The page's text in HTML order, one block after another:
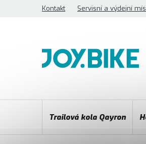
Kontakt Servisní a výdejní
Trailová kola Qayron